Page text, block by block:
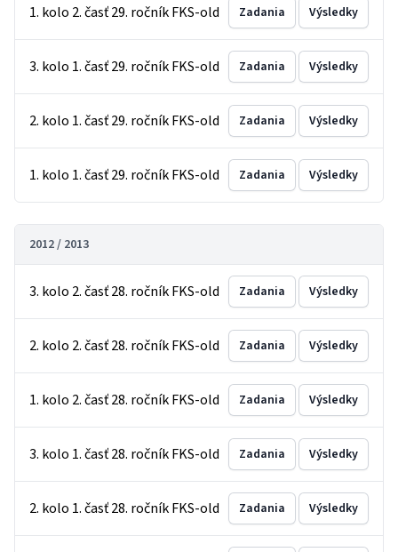
1. kolo 2. časť 29. ročník FKS-old Zadania Výsledky
3. kolo 1. časť 29. ročník FKS-old Zadania Výsledky
2. kolo 1. časť 29. ročník FKS-old Zadania Výsledky
1. kolo 1. časť 29. ročník FKS-old Zadania Výsledky
2012 / 2013
3. kolo 2. časť 28. ročník FKS-old Zadania Výsledky
2. kolo 2. časť 28. ročník FKS-old Zadania Výsledky
1. kolo 2. časť 28. ročník FKS-old Zadania Výsledky
3. kolo 1. časť 28. ročník FKS-old Zadania Výsledky
2. kolo 1. časť 28. ročník FKS-old Zadania Výsledky